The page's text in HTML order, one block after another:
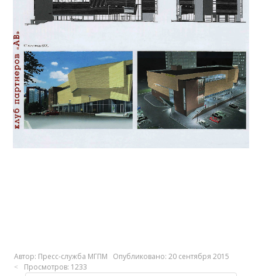
Автор: Пресс-служба МГПМ
Опубликовано: 20 сентября 2015
Просмотров: 1233